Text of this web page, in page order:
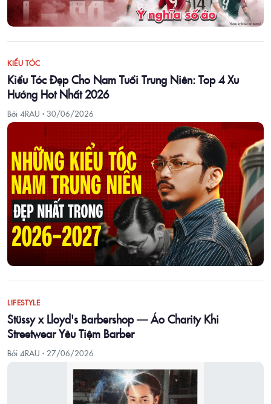
KIỂU TÓC
Kiểu Tóc Đẹp Cho Nam Tuổi Trung Niên: Top 4 Xu
Hướng Hot Nhất 2026
Bởi 4RAU · 30/06/2026
LIFESTYLE
Stüssy x Lloyd's Barbershop — Áo Charity Khi
Streetwear Yêu Tiệm Barber
Bởi 4RAU · 27/06/2026